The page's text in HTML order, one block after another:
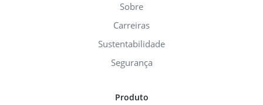
Sobre
Carreiras
Sustentabilidade
Segurança
Produto